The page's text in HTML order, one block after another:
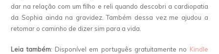
dar na relação com um filho e reli quando descobri a cardiopatia
da Sophia ainda na gravidez. Também dessa vez me ajudou a
retomar o caminho de dizer sim para a vida.
Leia também: Disponível em português gratuitamente no Kindle